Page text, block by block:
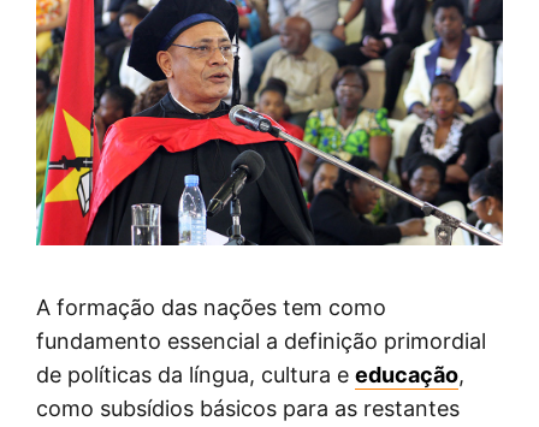
A formação das nações tem como
fundamento essencial a definição primordial
de políticas da língua, cultura e educação,
como subsídios básicos para as restantes